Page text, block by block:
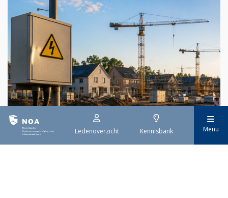
Ledenoverzicht Kennisbank Menu
29 juli 2026